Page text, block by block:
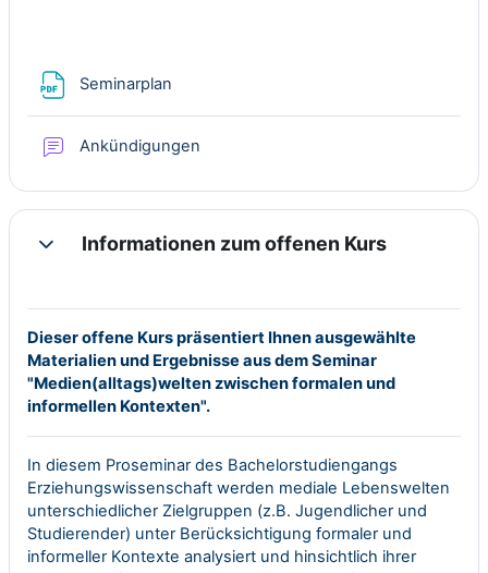
Seminarplan
Ankündigungen
EinklappenInformationen zum offenen Kurs
Dieser offene Kurs präsentiert Ihnen ausgewählte
Materialien und Ergebnisse aus dem Seminar
"Medien(alltags)welten zwischen formalen und
informellen Kontexten".
In diesem Proseminar des Bachelorstudiengangs
Erziehungswissenschaft werden mediale Lebenswelten
unterschiedlicher Zielgruppen (z.B. Jugendlicher und
Studierender) unter Berücksichtigung formaler und
informeller Kontexte analysiert und hinsichtlich ihrer